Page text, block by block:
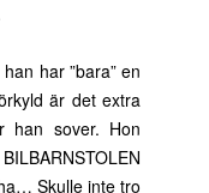
har ”bara” en
är det extra
han sover. Hon
Skulle inte tro